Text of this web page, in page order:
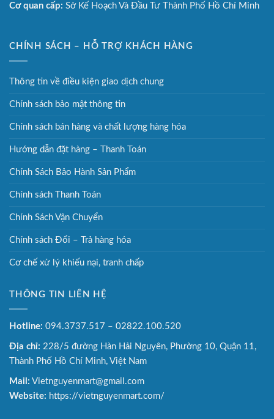
Cơ quan cấp: Sở Kế Hoạch Và Đầu Tư Thành Phố Hồ Chí Minh
CHÍNH SÁCH – HỖ TRỢ KHÁCH HÀNG
Thông tin về điều kiện giao dịch chung
Chính sách bảo mật thông tin
Chính sách bán hàng và chất lượng hàng hóa
Hướng dẫn đặt hàng – Thanh Toán
Chính Sách Bảo Hành Sản Phẩm
Chính sách Thanh Toán
Chính Sách Vận Chuyển
Chính sách Đổi – Trả hàng hóa
Cơ chế xử lý khiếu nại, tranh chấp
THÔNG TIN LIÊN HỆ
Hotline: 094.3737.517 – 02822.100.520
Địa chỉ: 228/5 đường Hàn Hải Nguyên, Phường 10, Quận 11,
Thành Phố Hồ Chí Minh, Việt Nam
Mail: Vietnguyenmart@gmail.com
Website: https://vietnguyenmart.com/